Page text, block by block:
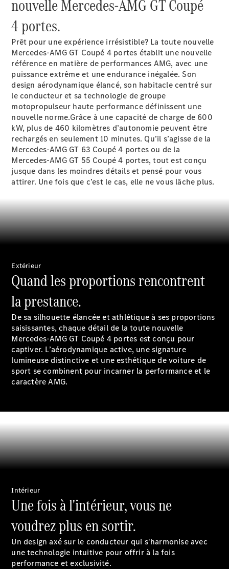
pneus
Maintenance,
garantie
Maintenance
Réparation
Service &
Rappel de
véhicules
(VRS)
Pièces de
Brochure
numérique
Accessoires
de véhicule
Collection
Notices
rendez-
vous à
l'atelier
À notre sujet
nouvelle Mercedes-AMG GT Coupé
4 portes.
Prêt pour une expérience irrésistible? La toute nouvelle
Mercedes-AMG GT Coupé 4 portes établit une nouvelle
référence en matière de performances AMG, avec une
puissance extrême et une endurance inégalée. Son
design aérodynamique élancé, son habitacle centré sur
le conducteur et sa technologie de groupe
motopropulseur haute performance définissent une
nouvelle norme.Grâce à une capacité de charge de 600
kW, plus de 460 kilomètres d’autonomie peuvent être
rechargés en seulement 10 minutes. Qu’il s’agisse de la
Mercedes-AMG GT 63 Coupé 4 portes ou de la
Mercedes-AMG GT 55 Coupé 4 portes, tout est conçu
jusque dans les moindres détails et pensé pour vous
attirer. Une fois que c’est le cas, elle ne vous lâche plus.
Extérieur
Quand les proportions rencontrent
la prestance.
De sa silhouette élancée et athlétique à ses proportions
saisissantes, chaque détail de la toute nouvelle
Mercedes-AMG GT Coupé 4 portes est conçu pour
captiver. L’aérodynamique active, une signature
lumineuse distinctive et une esthétique de voiture de
sport se combinent pour incarner la performance et le
caractère AMG.
Intérieur
Une fois à l'intérieur, vous ne
voudrez plus en sortir.
Un design axé sur le conducteur qui s'harmonise avec
une technologie intuitive pour offrir à la fois
performance et exclusivité.